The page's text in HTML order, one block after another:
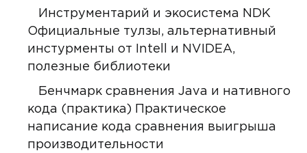
Инструментарий и экосистема NDK
Официальные тулзы, альтернативный
инстурменты от Intell и NVIDEA,
полезные библиотеки
Бенчмарк сравнения Java и нативного
кода (практика) Практическое
написание кода сравнения выигрыша
производительности